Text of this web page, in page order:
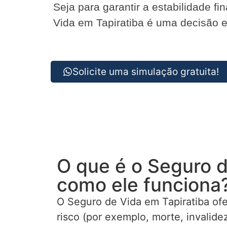
Seja para garantir a estabilidade
Vida em Tapiratiba é uma decisão
Solicite uma simulação gratuita!
O que é o Seguro
como ele
O Seguro de Vida em Tapiratiba
risco (por exemplo, morte,